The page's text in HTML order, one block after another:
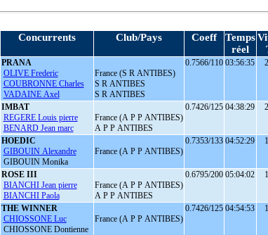
Concurrents Club/Pays Coeff
Temps
réel
PRANA
OLIVE Frederic
COUBRONNE Charles
VADAINE Axel
France (S R ANTIBES)
S R ANTIBES
S R ANTIBES
0.7566/110 03:56:35
IMBAT
REGERE Louis pierre
BENARD Jean marc
France (A P P ANTIBES)
A P P ANTIBES
0.7426/125 04:38:29
HOEDIC
GIBOUIN Alexandre
GIBOUIN Monika
France (A P P ANTIBES)
0.7353/133 04:52:29
ROSE III
BIANCHI Jean pierre
BIANCHI Paola
France (A P P ANTIBES)
A P P ANTIBES
0.6795/200 05:04:02
THE WINNER
CHIOSSONE Luc
CHIOSSONE Dontienne
France (A P P ANTIBES)
0.7426/125 04:54:53